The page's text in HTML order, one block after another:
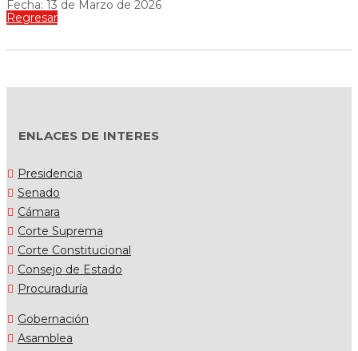
Fecha: 13 de Marzo de 2026
Regresar
ENLACES DE INTERES
Presidencia
Senado
Cámara
Corte Suprema
Corte Constitucional
Consejo de Estado
Procuraduría
Gobernación
Asamblea